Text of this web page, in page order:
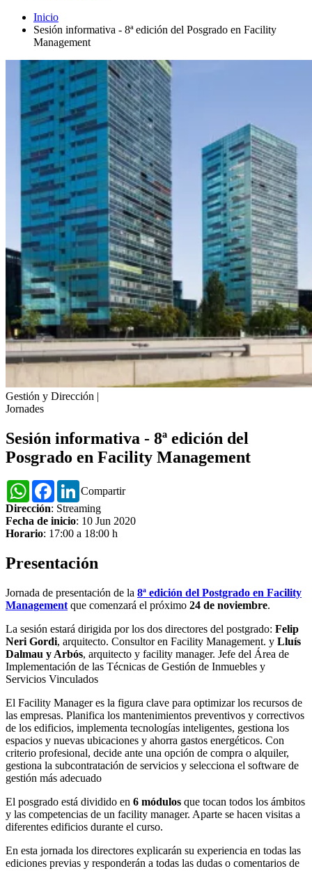
Inicio
Sesión informativa - 8ª edición del Posgrado en Facility
Management
Gestión y Dirección |
Jornades
Sesión informativa - 8ª edición del
Posgrado en Facility Management
Compartir
WhatsAppFacebookLinkedIn
Dirección: Streaming
Fecha de inicio: 10 Jun 2020
Horario: 17:00 a 18:00 h
Presentación
Jornada de presentación de la 8ª edición del Postgrado en Facility
Management que comenzará el próximo 24 de noviembre.
La sesión estará dirigida por los dos directores del postgrado: Felip
Neri Gordi, arquitecto. Consultor en Facility Management. y Lluís
Dalmau y Arbós, arquitecto y facility manager. Jefe del Área de
Implementación de las Técnicas de Gestión de Inmuebles y
Servicios Vinculados
El Facility Manager es la figura clave para optimizar los recursos de
las empresas. Planifica los mantenimientos preventivos y correctivos
de los edificios, implementa tecnologías inteligentes, gestiona los
espacios y nuevas ubicaciones y ahorra gastos energéticos. Con
criterio profesional, decide ante una opción de compra o alquiler,
gestiona la subcontratación de servicios y selecciona el software de
gestión más adecuado
El posgrado está dividido en 6 módulos que tocan todos los ámbitos
y las competencias de un facility manager. Aparte se hacen visitas a
diferentes edificios durante el curso.
En esta jornada los directores explicarán su experiencia en todas las
ediciones previas y responderán a todas las dudas o comentarios de